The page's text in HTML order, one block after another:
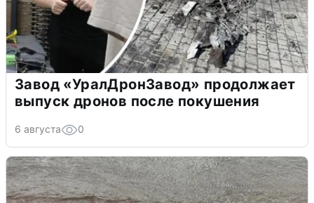
Завод «УралДронЗавод» продолжает
выпуск дронов после покушения
6 августа 0